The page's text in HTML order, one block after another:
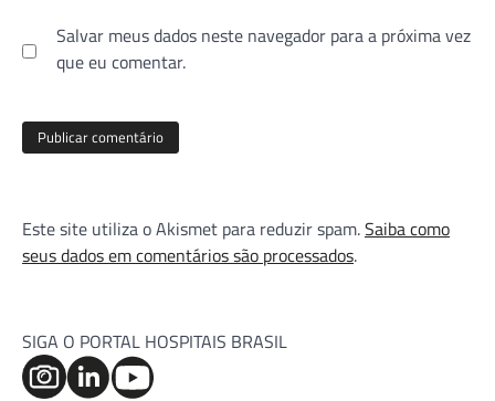
Salvar meus dados neste navegador para a próxima vez
que eu comentar.
Este site utiliza o Akismet para reduzir spam.Saiba como
seus dados em comentários são processados.
SIGA O PORTAL HOSPITAIS BRASIL